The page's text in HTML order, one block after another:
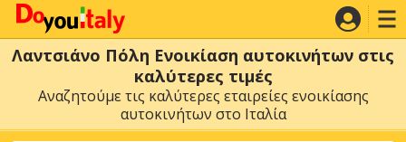
Λαντσιάνο Πόλη Ενοικίαση αυτοκινήτων στις
καλύτερες τιμές
Αναζητούμε τις καλύτερες εταιρείες ενοικίασης
αυτοκινήτων στο Ιταλία